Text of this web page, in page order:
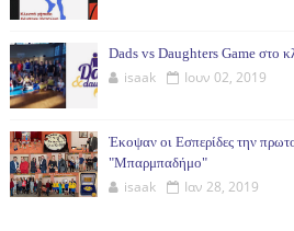
Dads vs Daughters Game στο
isaak Ιουν 02, 2019
Έκοψαν οι Εσπερίδες την
"Μπαρμπαδήμο"
isaak Ιαν 28, 2019